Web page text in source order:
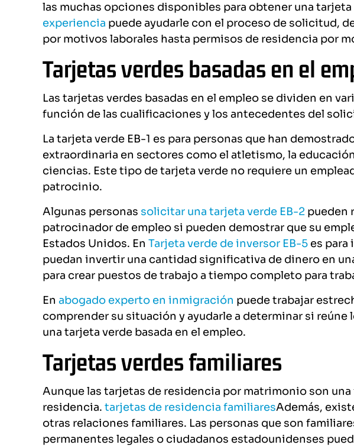
las muchas opciones disponibles para obtener una tarjeta
experiencia puede ayudarle con el proceso de solicitud,
por motivos laborales hasta permisos de residencia por
Tarjetas verdes basadas en el
Las tarjetas verdes basadas en el empleo se dividen en
función de las cualificaciones y los antecedentes del
La tarjeta verde EB-1 es para personas que han
extraordinaria en sectores como el atletismo, la
ciencias. Este tipo de tarjeta verde no requiere un
patrocinio.
Algunas personas solicitar una tarjeta verde EB-2 pueden
patrocinador de empleo si pueden demostrar que su
Estados Unidos. En Tarjeta verde de inversor EB-5 es para
puedan invertir una cantidad significativa de dinero en
para crear puestos de trabajo a tiempo completo para
En abogado experto en inmigración puede trabajar
comprender su situación y ayudarle a determinar si
una tarjeta verde basada en el empleo.
Tarjetas verdes familiares
Aunque las tarjetas de residencia por matrimonio son
residencia. tarjetas de residencia familiaresAdemás,
otras relaciones familiares. Las personas que son
permanentes legales o ciudadanos estadounidenses